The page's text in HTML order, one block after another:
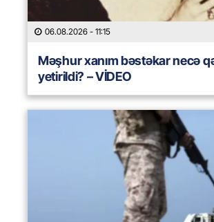
06.08.2026 - 11:15
Məşhur xanım bəstəkar necə
yetirildi? – VİDEO